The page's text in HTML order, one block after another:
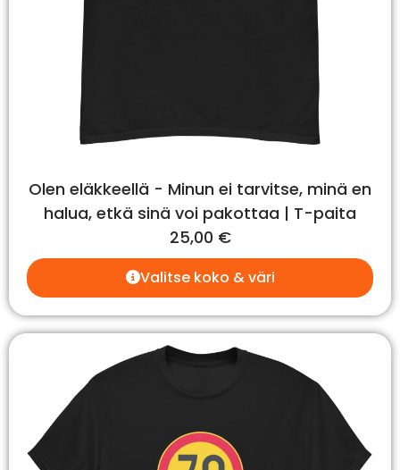
Olen eläkkeellä - Minun ei tarvitse, minä en
halua, etkä sinä voi pakottaa | T-paita
25,00 €
Valitse koko & väri